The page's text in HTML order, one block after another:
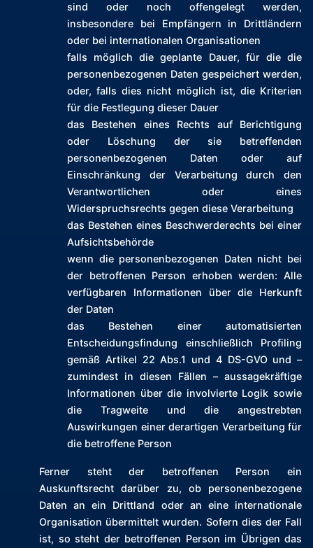
sind oder noch offengelegt werden,
insbesondere bei Empfängern in Drittländern
oder bei internationalen Organisationen
falls möglich die geplante Dauer, für die die
personenbezogenen Daten gespeichert werden,
oder, falls dies nicht möglich ist, die Kriterien
für die Festlegung dieser Dauer
das Bestehen eines Rechts auf Berichtigung
oder Löschung der sie betreffenden
personenbezogenen Daten oder auf
Einschränkung der Verarbeitung durch den
Verantwortlichen oder eines
Widerspruchsrechts gegen diese Verarbeitung
das Bestehen eines Beschwerderechts bei einer
Aufsichtsbehörde
wenn die personenbezogenen Daten nicht bei
der betroffenen Person erhoben werden: Alle
verfügbaren Informationen über die Herkunft
der Daten
das Bestehen einer automatisierten
Entscheidungsfindung einschließlich Profiling
gemäß Artikel 22 Abs.1 und 4 DS-GVO und –
zumindest in diesen Fällen – aussagekräftige
Informationen über die involvierte Logik sowie
die Tragweite und die angestrebten
Auswirkungen einer derartigen Verarbeitung für
die betroffene Person
Ferner steht der betroffenen Person ein
Auskunftsrecht darüber zu, ob personenbezogene
Daten an ein Drittland oder an eine internationale
Organisation übermittelt wurden. Sofern dies der Fall
ist, so steht der betroffenen Person im Übrigen das